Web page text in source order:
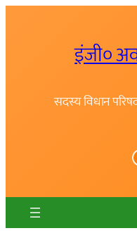
इंजी०
सदस्य विधान